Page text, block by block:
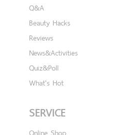
Q&A
Beauty Hacks
Reviews
News&Activities
Quiz&Poll
What's Hot
SERVICE